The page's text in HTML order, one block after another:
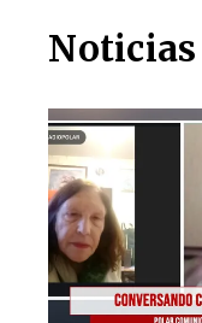
Noticias